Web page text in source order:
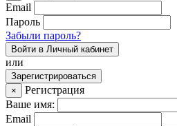
Email
Пароль
Забыли пароль?
Войти в Личный кабинет
или
Зарегистрироваться
×
Регистрация
Ваше имя:
Email